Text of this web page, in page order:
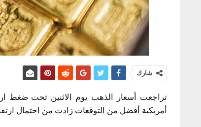
شارك
تراجعت أسعار الذهب يوم الاثنين تحت ضغط
أمريكية أفضل من التوقعات زادت من احتمال